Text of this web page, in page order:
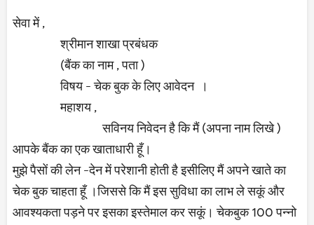
सेवा में ,
श्रीमान शाखा प्रबंधक
(बैंक का नाम , पता )
विषय - चेक बुक के लिए आवेदन ।
महाशय ,
सविनय निवेदन है कि मैं (अपना नाम लिखे )
आपके बैंक का एक खाताधारी हूँ।
मुझे पैसों की लेन -देन में परेशानी होती है इसीलिए मैं अपने खाते का
चेक बुक चाहता हूँ ।जिससे कि मैं इस सुविधा का लाभ ले सकूं और
आवश्यकता पड़ने पर इसका इस्तेमाल कर सकूं। चेकबुक 100 पन्नो